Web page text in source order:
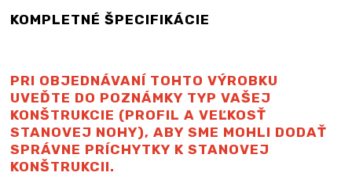
KOMPLETNÉ ŠPECIFIKÁCIE
PRI OBJEDNÁVANÍ TOHTO VÝROBKU
UVEĎTE DO POZNÁMKY TYP VAŠEJ
KONŠTRUKCIE (PROFIL A VEĽKOSŤ
STANOVEJ NOHY), ABY SME MOHLI DODAŤ
SPRÁVNE PRÍCHYTKY K STANOVEJ
KONŠTRUKCII.